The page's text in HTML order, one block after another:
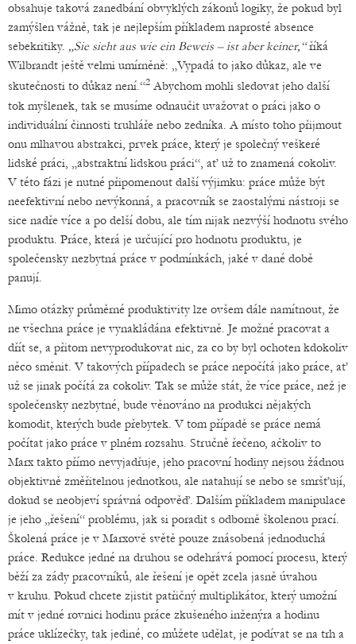
obsahuje taková zanedbání obvyklých zákonů logiky, že pokud byl
zamýšlen vážně, tak je nejlepším příkladem naprosté absence
sebekritiky. „Sie sieht aus wie ein Beweis – ist aber keiner,“říká
Wilbrandt ještě velmi umírněně: „Vypadá to jako důkaz, ale ve
skutečnosti to důkaz není.“2 Abychom mohli sledovat jeho další
tok myšlenek, tak se musíme odnaučit uvažovat o práci jako o
individuální činnosti truhláře nebo zedníka. A místo toho přijmout
onu mlhavou abstrakci, prvek práce, který je společný veškeré
lidské práci, „abstraktní lidskou práci“, ať už to znamená cokoliv.
V této fázi je nutné připomenout další výjimku: práce může být
neefektivní nebo nevýkonná, a pracovník se zaostalými nástroji se
sice nadře více a po delší dobu, ale tím nijak nezvýší hodnotu svého
produktu. Práce, která je určující pro hodnotu produktu, je
společensky nezbytná práce v podmínkách, jaké v dané době
panují.
Mimo otázky průměrné produktivity lze ovšem dále namítnout, že
ne všechna práce je vynakládána efektivně. Je možné pracovat a
dřít se, a přitom nevyprodukovat nic, za co by byl ochoten kdokoliv
něco směnit. V takových případech se práce nepočítá jako práce, ať
už se jinak počítá za cokoliv. Tak se může stát, že více práce, než je
společensky nezbytné, bude věnováno na produkci nějakých
komodit, kterých bude přebytek. V tom případě se práce nemá
počítat jako práce v plném rozsahu. Stručně řečeno, ačkoliv to
Marx takto přímo nevyjadřuje, jeho pracovní hodiny nejsou žádnou
objektivně změřitelnou jednotkou, ale natahují se nebo se smršťují,
dokud se neobjeví správná odpověď. Dalším příkladem manipulace
je jeho „řešení“ problému, jak si poradit s odborně školenou prací.
Školená práce je v Marxově světě pouze znásobená jednoduchá
práce. Redukce jedné na druhou se odehrává pomocí procesu, který
běží za zády pracovníků, ale řešení je opět zcela jasně úvahou
v kruhu. Pokud chcete zjistit patřičný multiplikátor, který umožní
mít v jedné rovnici hodinu práce zkušeného inženýra a hodinu
práce uklízečky, tak jediné, co můžete udělat, je podívat se na trh a